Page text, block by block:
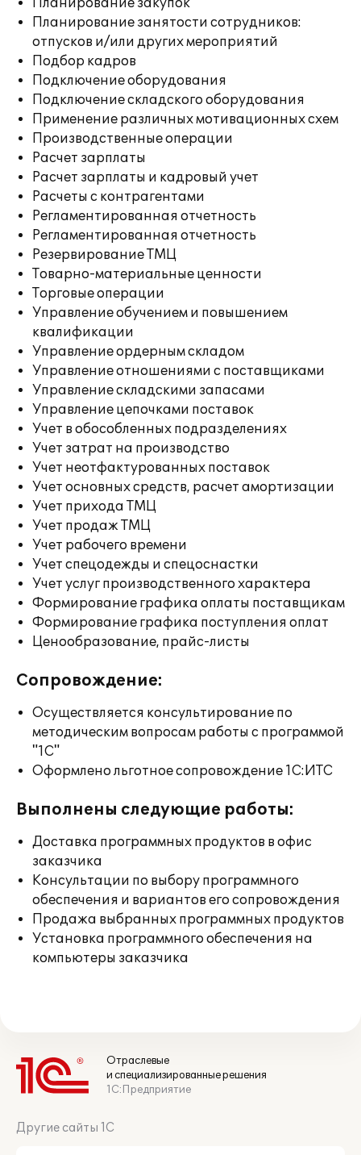
Планирование закупок
Планирование занятости сотрудников:
отпусков и/или других мероприятий
Подбор кадров
Подключение оборудования
Подключение складского оборудования
Применение различных мотивационных схем
Производственные операции
Расчет зарплаты
Расчет зарплаты и кадровый учет
Расчеты с контрагентами
Регламентированная отчетность
Регламентированная отчетность
Резервирование ТМЦ
Товарно-материальные ценности
Торговые операции
Управление обучением и повышением
квалификации
Управление ордерным складом
Управление отношениями с поставщиками
Управление складскими запасами
Управление цепочками поставок
Учет в обособленных подразделениях
Учет затрат на производство
Учет неотфактурованных поставок
Учет основных средств, расчет амортизации
Учет прихода ТМЦ
Учет продаж ТМЦ
Учет рабочего времени
Учет спецодежды и спецоснастки
Учет услуг производственного характера
Формирование графика оплаты поставщикам
Формирование графика поступления оплат
Ценообразование, прайс-листы
Сопровождение:
Осуществляется консультирование по
методическим вопросам работы с программой
"1С"
Оформлено льготное сопровождение 1С:ИТС
Выполнены следующие работы:
Доставка программных продуктов в офис
заказчика
Консультации по выбору программного
обеспечения и вариантов его сопровождения
Продажа выбранных программных продуктов
Установка программного обеспечения на
компьютеры заказчика
Отраслевые
и специализированные решения
1С:Предприятие
Другие сайты 1С